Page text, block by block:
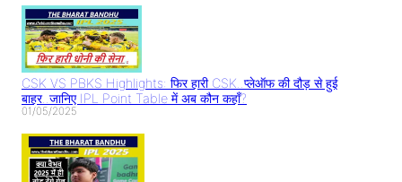
CSK VS PBKS Highlights: फिर हारी CSK..प्लेऑफ की दौड़ से हुई
बाहर..जानिए IPL Point Table में अब कौन कहाँ?
01/05/2025